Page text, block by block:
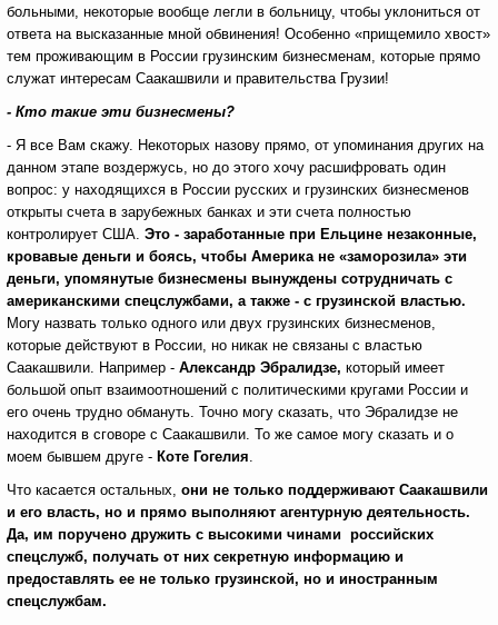
больными, некоторые вообще легли в больницу, чтобы уклониться от
ответа на высказанные мной обвинения! Особенно «прищемило хвост»
тем проживающим в России грузинским бизнесменам, которые прямо
служат интересам Саакашвили и правительства Грузии!
- Кто такие эти бизнесмены?
- Я все Вам скажу. Некоторых назову прямо, от упоминания других на
данном этапе воздержусь, но до этого хочу расшифровать один
вопрос: у находящихся в России русских и грузинских бизнесменов
открыты счета в зарубежных банках и эти счета полностью
контролирует США. Это - заработанные при Ельцине незаконные,
кровавые деньги и боясь, чтобы Америка не «заморозила» эти
деньги, упомянутые бизнесмены вынуждены сотрудничать с
американскими спецслужбами, а также - с грузинской властью.
Могу назвать только одного или двух грузинских бизнесменов,
которые действуют в России, но никак не связаны с властью
Саакашвили. Например - Александр Эбралидзе, который имеет
большой опыт взаимоотношений с политическими кругами России и
его очень трудно обмануть. Точно могу сказать, что Эбралидзе не
находится в сговоре с Саакашвили. То же самое могу сказать и о
моем бывшем друге - Коте Гогелия.
Что касается остальных, они не только поддерживают Саакашвили
и его власть, но и прямо выполняют агентурную деятельность.
Да, им поручено дружить с высокими чинами российских
спецслужб, получать от них секретную информацию и
предоставлять ее не только грузинской, но и иностранным
спецслужбам.